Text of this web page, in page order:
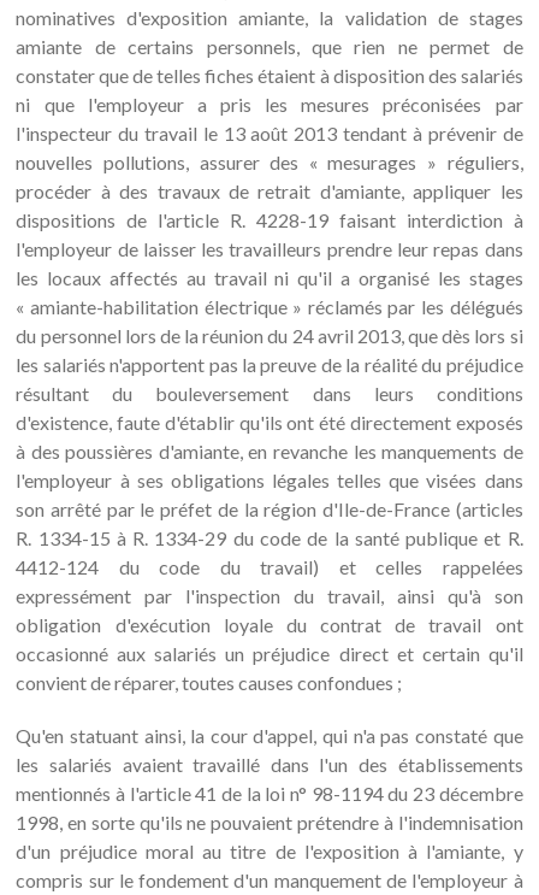
nominatives d'exposition amiante, la validation de stages
amiante de certains personnels, que rien ne permet de
constater que de telles fiches étaient à disposition des salariés
ni que l'employeur a pris les mesures préconisées par
l'inspecteur du travail le 13 août 2013 tendant à prévenir de
nouvelles pollutions, assurer des « mesurages » réguliers,
procéder à des travaux de retrait d'amiante, appliquer les
dispositions de l'article R. 4228-19 faisant interdiction à
l'employeur de laisser les travailleurs prendre leur repas dans
les locaux affectés au travail ni qu'il a organisé les stages
« amiante-habilitation électrique » réclamés par les délégués
du personnel lors de la réunion du 24 avril 2013, que dès lors si
les salariés n'apportent pas la preuve de la réalité du préjudice
résultant du bouleversement dans leurs conditions
d'existence, faute d'établir qu'ils ont été directement exposés
à des poussières d'amiante, en revanche les manquements de
l'employeur à ses obligations légales telles que visées dans
son arrêté par le préfet de la région d'Ile-de-France (articles
R. 1334-15 à R. 1334-29 du code de la santé publique et R.
4412-124 du code du travail) et celles rappelées
expressément par l'inspection du travail, ainsi qu'à son
obligation d'exécution loyale du contrat de travail ont
occasionné aux salariés un préjudice direct et certain qu'il
convient de réparer, toutes causes confondues ;
Qu'en statuant ainsi, la cour d'appel, qui n'a pas constaté que
les salariés avaient travaillé dans l'un des établissements
mentionnés à l'article 41 de la loi n° 98-1194 du 23 décembre
1998, en sorte qu'ils ne pouvaient prétendre à l'indemnisation
d'un préjudice moral au titre de l'exposition à l'amiante, y
compris sur le fondement d'un manquement de l'employeur à